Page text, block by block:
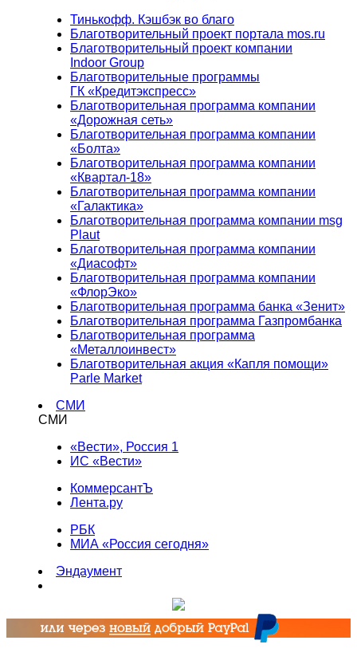
Тинькофф. Кэшбэк во благо
Благотворительный проект портала mos.ru
Благотворительный проект компании
Indoor Group
Благотворительные программы
ГК «Кредитэкспресс»
Благотворительная программа компании
«Дорожная сеть»
Благотворительная программа компании
«Болта»
Благотворительная программа компании
«Квартал-18»
Благотворительная программа компании
«Галактика»
Благотворительная программа компании msg
Plaut
Благотворительная программа компании
«Диасофт»
Благотворительная программа компании
«ФлорЭко»
Благотворительная программа банка «Зенит»
Благотворительная программа Газпромбанка
Благотворительная программа
«Металлоинвест»
Благотворительная акция «Капля помощи»
Parle Market
СМИ
СМИ
«Вести», Россия 1
ИС «Вести»
КоммерсантЪ
Лента.ру
РБК
МИА «Россия сегодня»
Эндаумент